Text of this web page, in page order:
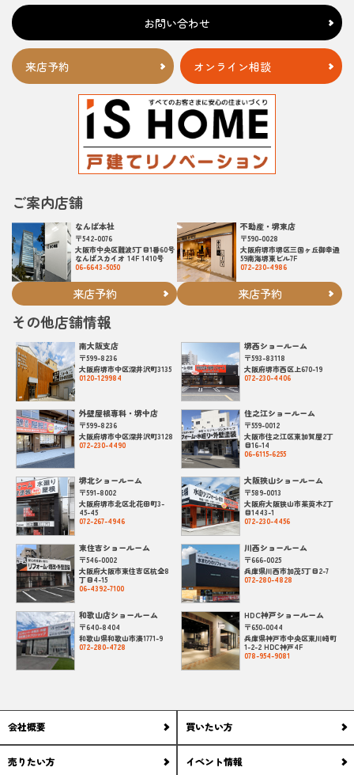
お問い合わせ
来店予約 オンライン相談
ご案内店舗
なんば本社
〒542-0076
大阪市中央区難波5丁目1番60号
なんばスカイオ 14F 1410号
06-6643-5050
来店予約
不動産・堺東店
〒590-0028
大阪府堺市堺区三国ヶ丘御幸通
59南海堺東ビル7F
072-230-4986
来店予約
その他店舗情報
南大阪支店
〒599-8236
大阪府堺市中区深井沢町3135
0120-129984
外壁屋根専科・堺中店
〒599-8236
大阪府堺市中区深井沢町3128
072-230-4490
堺北ショールーム
〒591-8002
大阪府堺市北区北花田町3-
45-45
072-267-4946
東住吉ショールーム
〒546-0002
大阪府大阪市東住吉区杭全8
丁目4-15
06-4392-7100
和歌山店ショールーム
〒640-8404
和歌山県和歌山市湊1771-9
072-280-4728
堺西ショールーム
〒593-83118
大阪府堺市西区上670-19
072-230-4406
住之江ショールーム
〒559-0012
大阪市住之江区東加賀屋2丁
目16-14
06-6115-6255
大阪狭山ショールーム
〒589-0013
大阪府大阪狭山市茱萸木2丁
目1443-1
072-230-4456
川西ショールーム
〒666-0025
兵庫県川西市加茂5丁目2-7
072-280-4828
HDC神戸ショールーム
〒650-0044
兵庫県神戸市中央区東川崎町
1-2-2 HDC神戸4F
078-954-9081
会社概要 買いたい方
売りたい方 イベント情報